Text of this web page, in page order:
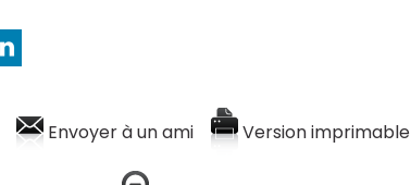
Envoyer à un ami Version imprimable